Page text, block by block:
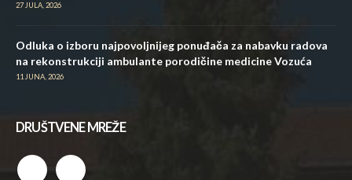
27 JULA, 2026
Odluka o izboru najpovoljnijeg ponuđača za nabavku radova
na rekonstrukciji ambulante porodičine medicine Vozuća
11 JUNA, 2026
DRUŠTVENE MREŽE